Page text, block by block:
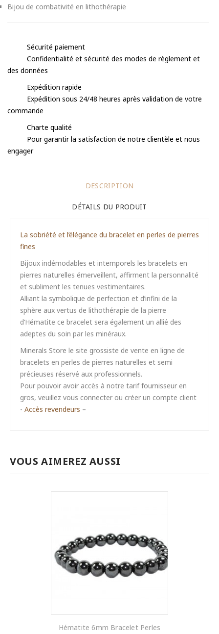
Bijou de combativité en lithothérapie
Sécurité paiement
Confidentialité et sécurité des modes de règlement et
des données
Expédition rapide
Expédition sous 24/48 heures après validation de votre
commande
Charte qualité
Pour garantir la satisfaction de notre clientèle et nous
engager
DESCRIPTION
DÉTAILS DU PRODUIT
La sobriété et l’élégance du bracelet en perles de pierres
fines
Bijoux indémodables et intemporels les bracelets en
pierres naturelles émerveillent, affirment la personnalité
et subliment les tenues vestimentaires.
Alliant la symbolique de perfection et d’infini de la
sphère aux vertus de lithothérapie de la pierre
d’Hématite ce bracelet sera également un allié des
adeptes du soin par les minéraux.
Minerals Store le site grossiste de vente en ligne de
bracelets en perles de pierres naturelles et semi
précieuses réservé aux professionnels.
Pour pouvoir avoir accès à notre tarif fournisseur en
gros, veuillez vous connecter ou créer un compte client
- Accès revendeurs –
VOUS AIMEREZ AUSSI
Hématite 6mm Bracelet Perles